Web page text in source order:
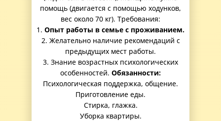
помощь (двигается с помощью ходунков,
вес около 70 кг). Требования:
1. Опыт работы в семье с проживанием.
2. Желательно наличие рекомендаций с
предыдущих мест работы.
3. Знание возрастных психологических
особенностей. Обязанности:
Психологическая поддержка, общение.
Приготовление еды.
Стирка, глажка.
Уборка квартиры.